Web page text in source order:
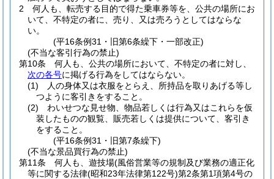
2
何人も、転売する目的で得た乗車券等を、公共の場所にお
いて、不特定の者に、売り、又は売ろうとしてはならな
い。
(平16条例31・旧第6条繰下・一部改正)
(不当な客引行為の禁止)
第10条
何人も、公共の場所において、不特定の者に対し、
次の各号に掲げる行為をしてはならない。
(1)
人の身体又は衣服をとらえ、所持品を取りあげる等し
つように客引きをすること。
(2)
わいせつな見せ物、物品若しくは行為又はこれらを仮
装したものの観覧、販売若しくは提供について、客引き
をすること。
(平16条例31・旧第7条繰下)
(不当な景品買行為の禁止)
第11条
何人も、遊技場(風俗営業等の規制及び業務の適正化
等に関する法律(昭和23年法律第122号)第2条第1項第4号の